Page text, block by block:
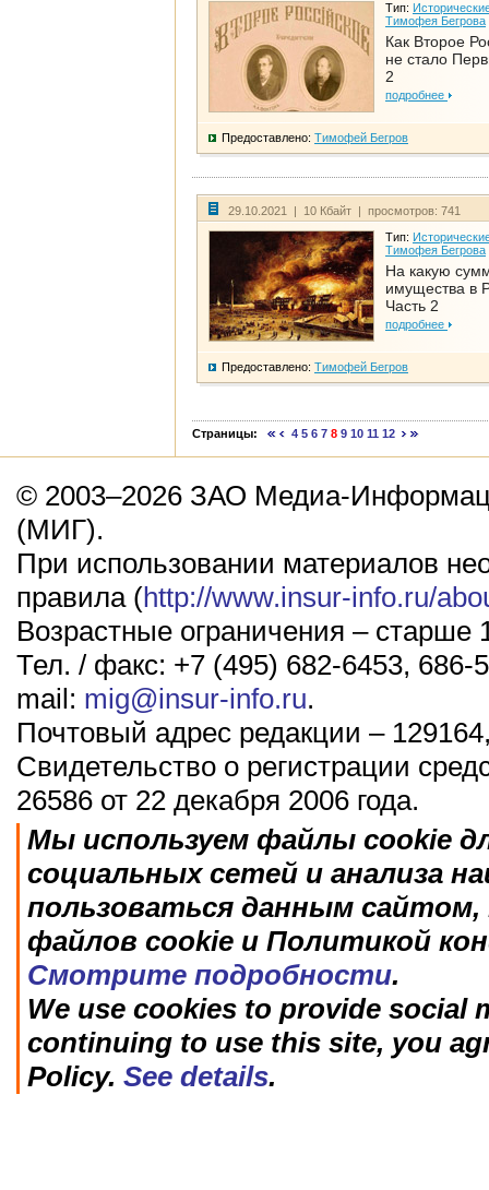
Тип:
Тимофея Бегрова
Как Второе
не стало
2
подробнее
Предоставлено: Тимофей Бегров
29.10.2021 | 10 Кбайт | просмотров: 741
Тип:
Тимофея Бегрова
На какую
имущества в
Часть 2
подробнее
Предоставлено: Тимофей Бегров
Страницы: 4 5 6 7 8 9 10 11 12
© 2003–2026 ЗАО Медиа-
(МИГ).
При использовании материалов
правила (http://www.insur-info.ru/
Возрастные ограничения – старше
Тел. / факс: +7 (495) 682-6453, 686-
mail: mig@insur-info.ru.
Почтовый адрес редакции –
Свидетельство о регистрации
26586 от 22 декабря 2006 года.
Мы используем файлы cookie
социальных сетей и анализа
пользоваться данным
файлов cookie и Политикой
Смотрите подробности.
We use cookies to provide social
continuing to use this site, you
Policy. See details.